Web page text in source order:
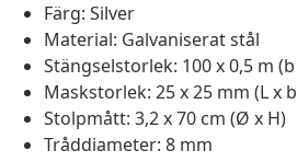
Färg: Silver
Material: Galvaniserat stål
Stängselstorlek: 100 x 0,5 m
Maskstorlek: 25 x 25 mm (L x
Stolpmått: 3,2 x 70 cm (Ø x H)
Tråddiameter: 8 mm